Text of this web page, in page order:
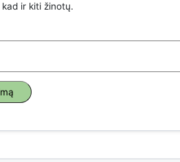
ir kiti žinotų.